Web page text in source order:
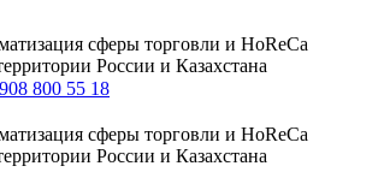
сферы торговли и HoReCa
России и Казахстана
800 55 18
сферы торговли и HoReCa
России и Казахстана